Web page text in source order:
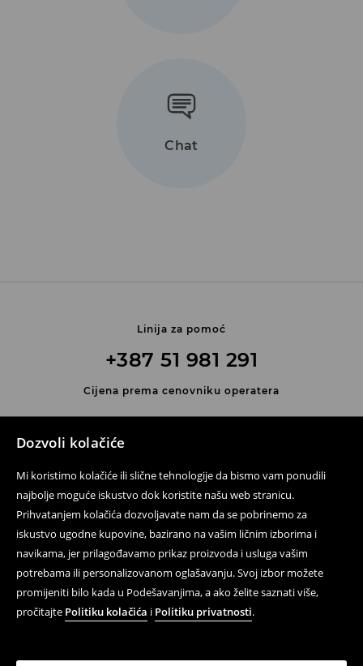
Dozvoli kolačiće
Mi koristimo kolačiće ili slične tehnologije da bismo vam ponudili
najbolje moguće iskustvo dok koristite našu web stranicu.
Prihvatanjem kolačića dozvoljavate nam da se pobrinemo za
iskustvo ugodne kupovine, bazirano na vašim ličnim izborima i
navikama, jer prilagođavamo prikaz proizvoda i usluga vašim
potrebama ili personalizovanom oglašavanju. Svoj izbor možete
promijeniti bilo kada u Podešavanjima, a ako želite saznati više,
pročitajte Politiku kolačića i Politiku privatnosti.
Chat
Linija za pomoć
+387 51 981 291
Cijena prema cenovniku operatera
Prati nas
Pomoć i kontakt
Pravila korištenja
Politika privatnosti
LPP